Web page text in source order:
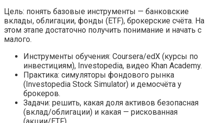
Цель: понять базовые инструменты — банковские
вклады, облигации, фонды (ETF), брокерские счёта. На
этом этапе достаточно получить понимание и начать с
малого.
Инструменты обучения: Coursera/edX (курсы по
инвестициям), Investopedia, видео Khan Academy.
Практика: симуляторы фондового рынка
(Investopedia Stock Simulator) и демосчёта у
брокеров.
Задачи: решить, какая доля активов безопасная
(вклад/облигации) и какая — рискованная